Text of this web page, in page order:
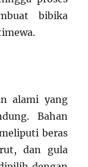
bibika
alami yang
Bahan
beras
dan gula